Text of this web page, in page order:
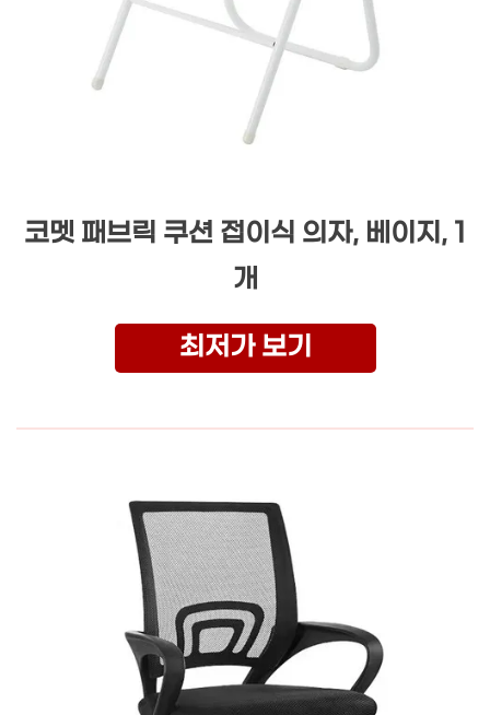
코멧 패브릭 쿠션 접이식 의자, 베이지, 1
개
최저가 보기